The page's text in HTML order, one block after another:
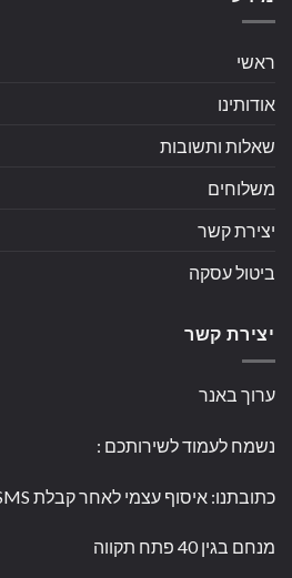
ראשי
אודותינו
שאלות ותשובות
משלוחים
יצירת קשר
ביטול עסקה
יצירת קשר
ערוך באנר
נשמח לעמוד לשירותכם :
כתובתנו: איסוף עצמי לאחר קבלת SMS
מנחם בגין 40 פתח תקווה